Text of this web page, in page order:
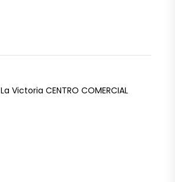
Victoria CENTRO COMERCIAL